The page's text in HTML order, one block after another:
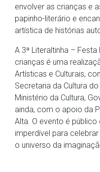
envolver as crianças e
papinho-literário e
artística de histórias
A 3ª Literaltinha –
crianças é uma
Artísticas e Culturais,
Secretaria da Cultura
Ministério da Cultura,
ainda, com o apoio da
Alta. O evento é
imperdível para
o universo da